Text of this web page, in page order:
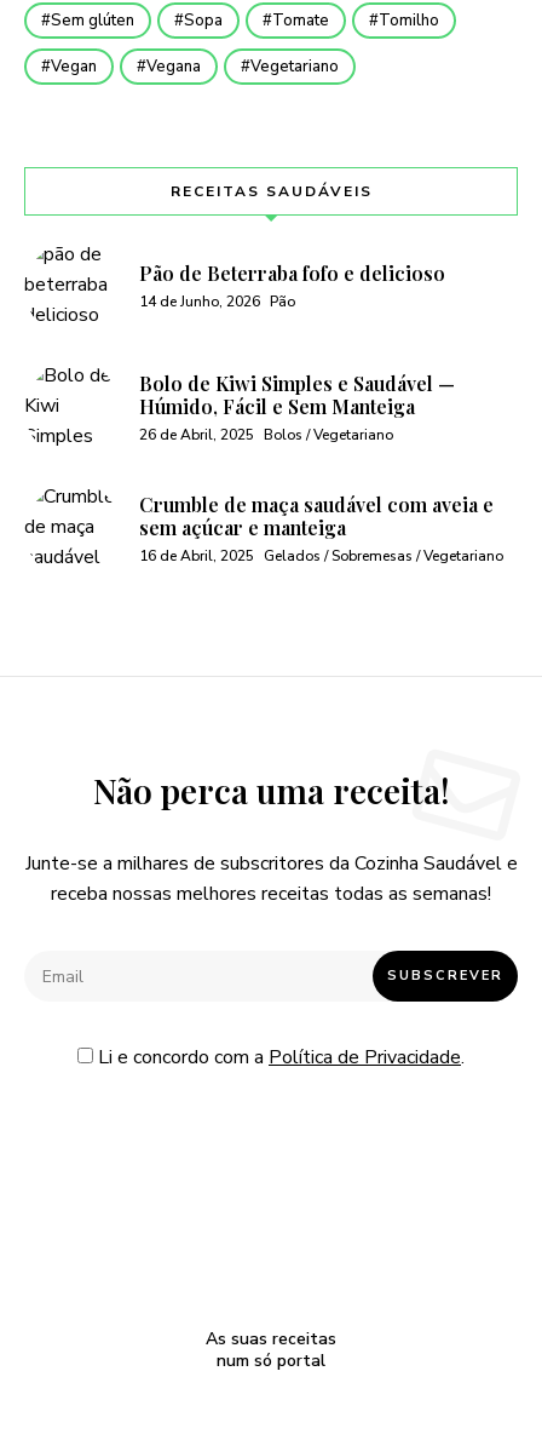
Sem glúten Sopa Tomate Tomilho
Vegan Vegana Vegetariano
RECEITAS SAUDÁVEIS
Pão de Beterraba fofo e delicioso
14 de Junho, 2026 Pão
Bolo de Kiwi Simples e Saudável —
Húmido, Fácil e Sem Manteiga
26 de Abril, 2025 Bolos / Vegetariano
Crumble de maça saudável com aveia e
sem açúcar e manteiga
16 de Abril, 2025 Gelados / Sobremesas / Vegetariano
Não perca uma receita!
Junte-se a milhares de subscritores da Cozinha Saudável e
receba nossas melhores receitas todas as semanas!
Li e concordo com a Política de Privacidade.
As suas receitas
num só portal